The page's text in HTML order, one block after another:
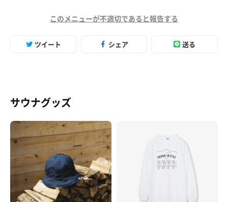
このメニューが不適切であると報告する
ツイート シェア 送る
サウナグッズ